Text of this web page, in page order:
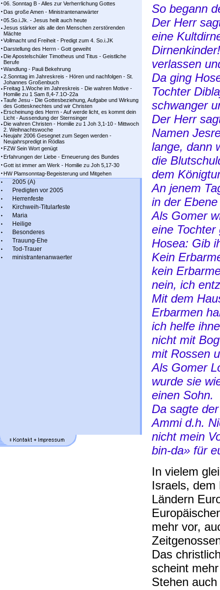
06. Sonntag B - Alles zur Verherrlichung Gottes
Das große Amen - Ministrantenanwärter
05.So.i.Jk. - Jesus heilt auch heute
Jesus stärker als alle den Menschen zerstörenden
Mächte
Vollmacht und Freiheit - Predigt zum 4. So.i.JK
Darstellung des Herrn - Gott geweiht
Die Apostelschüler Timotheus und Titus - Geistliche
Berufe
Wandlung - Pauli Bekehrung
2.Sonntag im Jahreskreis - Hören und nachfolgen - St.
Johannes Großenbuch
Freitag 1.Woche im Jahreskreis - Die wahren Motive -
Homilie zu 1 Sam 8,4-7.1O-22a
Taufe Jesu - Die Gottesbeziehung, Aufgabe und Wirkung
des Gottesknechtes und wir Christen
Erscheinung des Herrn - Auf werde licht, es kommt dein
Licht - Aussendung der Sternsinger
Die wahren Christen - Homilie zu 1 Joh 3,1-10 - Mittwoch
2. Weihnachtswoche
Neujahr 2006 Gesegnet zum Segen werden -
Neujahrspredigt in Rödlas
FZW Sein Wort genügt
Erfahrungen der Liebe - Erneuerung des Bundes
Gott ist immer am Werk - Homilie zu Joh 5,17-30
HW Plamsonntag-Begeisterung und Mitgehen
2005 (A)
Predigten vor 2005
Herrenfeste
Kirchweih-Titularfeste
Maria
Heilige
Besonderes
Trauung-Ehe
Tod-Trauer
ministrantenanwaerter
So begann
Der Herr
eine
verlassen
Da ging
Tochter
schwanger
Der Herr
Namen
lange, dann
die
dem
An jenem
in der
Als Gomer
eine
Hosea: Gib
Kein
kein
nein, ich
Mit dem
Erbarmen
ich helfe
nicht mit
mit Rossen
Als Gomer
wurde sie
einen Sohn.
Da sagte
Ammi d.h.
nicht mein
bin-da» für
In vielem
Israels, dem
Ländern
mehr vor,
Das
scheint
Stehen